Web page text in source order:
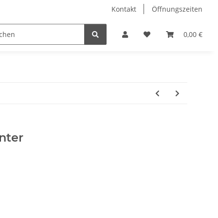
Kontakt Öffnungszeiten
0,00 €
Hobby Horse Dienstleistungen Geschenkartikel &